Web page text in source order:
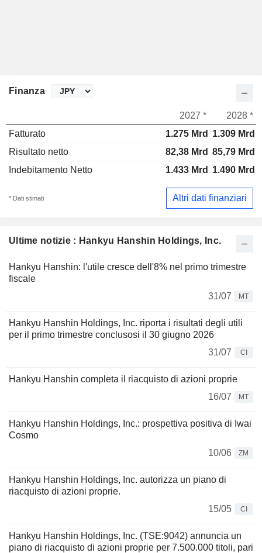
Ultime notizie : Hankyu Hanshin Holdings, Inc.
Hankyu Hanshin: l'utile cresce dell'8% nel primo trimestre
fiscale
31/07
MT
Hankyu Hanshin Holdings, Inc. riporta i risultati degli utili
per il primo trimestre conclusosi il 30 giugno 2026
31/07
CI
Hankyu Hanshin completa il riacquisto di azioni proprie
16/07
MT
Hankyu Hanshin Holdings, Inc.: prospettiva positiva di Iwai
Cosmo
10/06
ZM
Hankyu Hanshin Holdings, Inc. autorizza un piano di
riacquisto di azioni proprie.
15/05
CI
Hankyu Hanshin Holdings, Inc. (TSE:9042) annuncia un
piano di riacquisto di azioni proprie per 7.500.000 titoli, pari
Finanza
2027 *
2028 *
Fatturato
1.275 Mrd
1.309 Mrd
Risultato netto
82,38 Mrd 85,79 Mrd
Indebitamento Netto
1.433 Mrd 1.490 Mrd
* Dati stimati Altri dati finanziari